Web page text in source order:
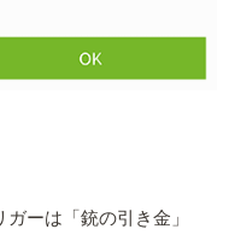
ーは「銃の引き金」